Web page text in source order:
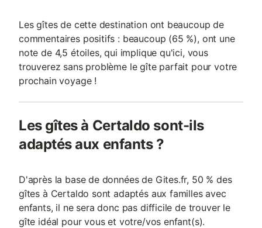
Les gîtes de cette destination ont beaucoup de
commentaires positifs : beaucoup (65 %), ont une
note de 4,5 étoiles, qui implique qu'ici, vous
trouverez sans problème le gîte parfait pour votre
prochain voyage !
Les gîtes à Certaldo sont-ils
adaptés aux enfants ?
D'après la base de données de Gites.fr, 50 % des
gîtes à Certaldo sont adaptés aux familles avec
enfants, il ne sera donc pas difficile de trouver le
gîte idéal pour vous et votre/vos enfant(s).